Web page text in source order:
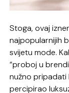
Stoga, ovaj
najpopularnijih
svijetu mode.
“proboj u
nužno pripadati
percipirao